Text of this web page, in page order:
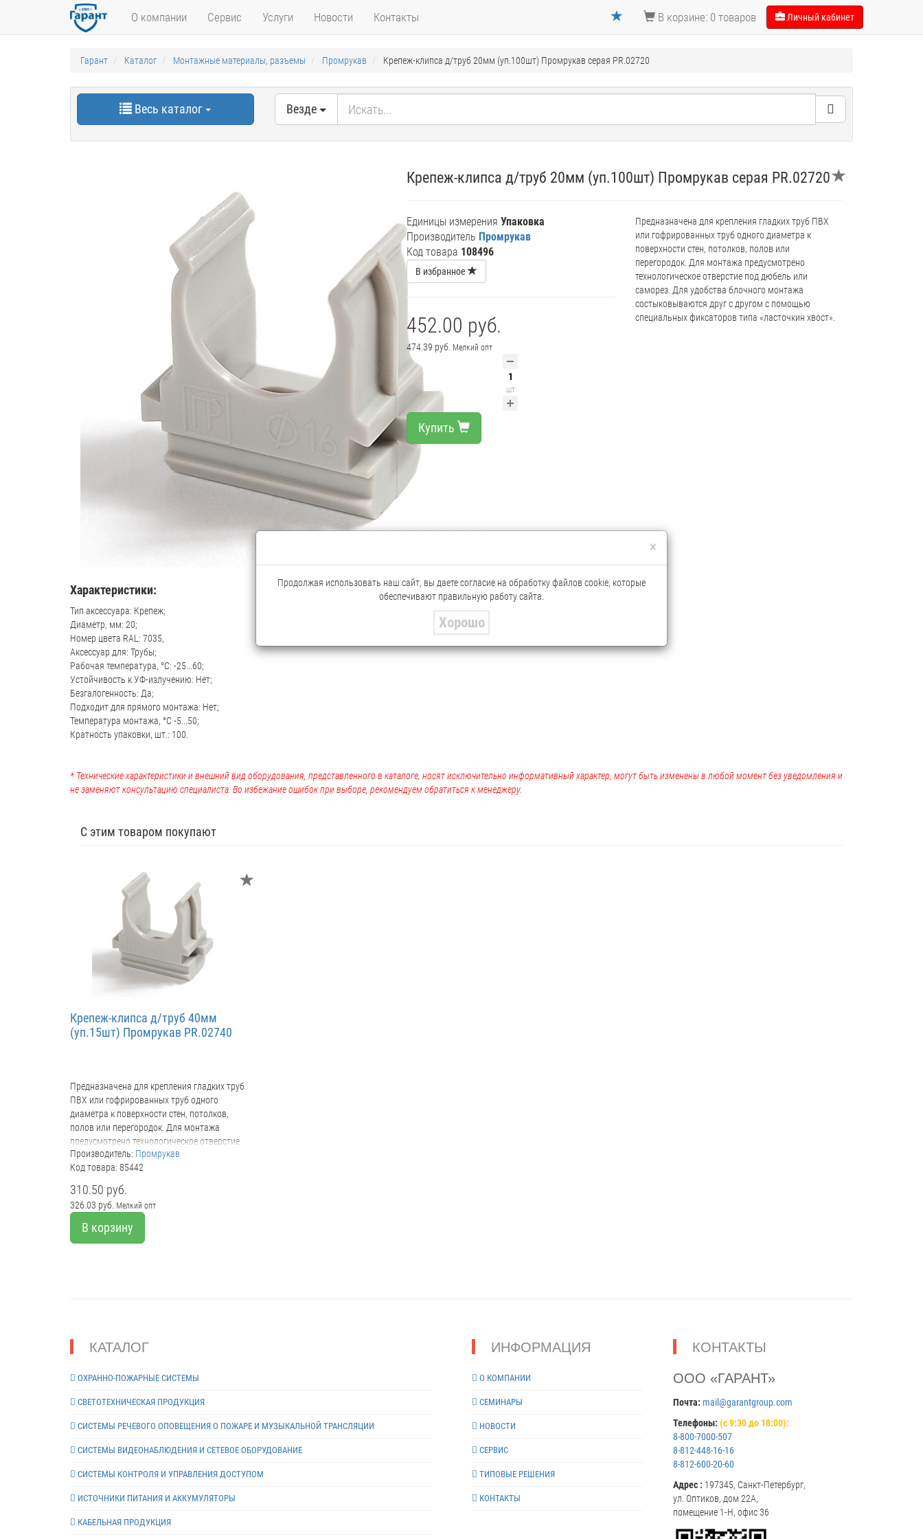
О компании Сервис Услуги Новости Контакты В корзине: 0 товаров Личный кабинет
Гарант Каталог Монтажные материалы, разъемы Промрукав Крепеж-клипса д/труб 20мм (уп.100шт) Промрукав серая PR.02720
Весь каталог Везде
Крепеж-клипса д/труб 20мм (уп.100шт) Промрукав серая PR.02720
Единицы измерения Упаковка
Производитель Промрукав
Код товара 108496
В избранное
452.00 руб.
474.39 руб. Мелкий опт
шт
Купить
Предназначена для крепления гладких труб ПВХ
или гофрированных труб одного диаметра к
поверхности стен, потолков, полов или
перегородок. Для монтажа предусмотрено
технологическое отверстие под дюбель или
саморез. Для удобства блочного монтажа
состыковываются друг с другом с помощью
специальных фиксаторов типа «ласточкин хвост».
Характеристики:
Тип аксессуара: Крепеж;
Диаметр, мм: 20;
Номер цвета RAL: 7035,
Аксессуар для: Трубы;
Рабочая температура, °C: -25...60;
Устойчивость к УФ-излучению: Нет;
Безгалогенность: Да;
Подходит для прямого монтажа: Нет;
Температура монтажа, °C -5...50;
Кратность упаковки, шт.: 100.
* Технические характеристики и внешний вид оборудования, представленного в каталоге, носят исключительно информативный характер, могут быть изменены в любой момент без уведомления и
не заменяют консультацию специалиста. Во избежание ошибок при выборе, рекомендуем обратиться к менеджеру.
С этим товаром покупают
Крепеж-клипса д/труб 40мм
(уп.15шт) Промрукав PR.02740
Предназначена для крепления гладких труб
ПВХ или гофрированных труб одного
диаметра к поверхности стен, потолков,
полов или перегородок. Для монтажа
предусмотрено технологическое отверстие
под дюбель или саморез. Для удобства
блочного монтажа состыковываются друг с
другом с помощью специальных фиксаторов
типа «ласточкин хвост».
Производитель: Промрукав
Код товара: 85442
310.50 руб.
326.03 руб. Мелкий опт
В корзину
КАТАЛОГ
ОХРАННО-ПОЖАРНЫЕ СИСТЕМЫ
СВЕТОТЕХНИЧЕСКАЯ ПРОДУКЦИЯ
СИСТЕМЫ РЕЧЕВОГО ОПОВЕЩЕНИЯ О ПОЖАРЕ И МУЗЫКАЛЬНОЙ ТРАНСЛЯЦИИ
СИСТЕМЫ ВИДЕОНАБЛЮДЕНИЯ И СЕТЕВОЕ ОБОРУДОВАНИЕ
СИСТЕМЫ КОНТРОЛЯ И УПРАВЛЕНИЯ ДОСТУПОМ
ИСТОЧНИКИ ПИТАНИЯ И АККУМУЛЯТОРЫ
КАБЕЛЬНАЯ ПРОДУКЦИЯ
ИНФОРМАЦИЯ
О КОМПАНИИ
СЕМИНАРЫ
НОВОСТИ
СЕРВИС
ТИПОВЫЕ РЕШЕНИЯ
КОНТАКТЫ
КОНТАКТЫ
ООО «ГАРАНТ»
Почта: mail@garantgroup.com
Телефоны: (с 9:30 до 18:00):
8-800-7000-507
8-812-448-16-16
8-812-600-20-60
Адрес : 197345, Санкт-Петербург,
ул. Оптиков, дом 22А,
помещение 1-Н, офис 36
×
Продолжая использовать наш сайт, вы даете согласие на обработку файлов cookie, которые
обеспечивают правильную работу сайта.
Хорошо